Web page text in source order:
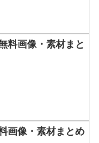
料画像・素材まと
画像・素材まとめ